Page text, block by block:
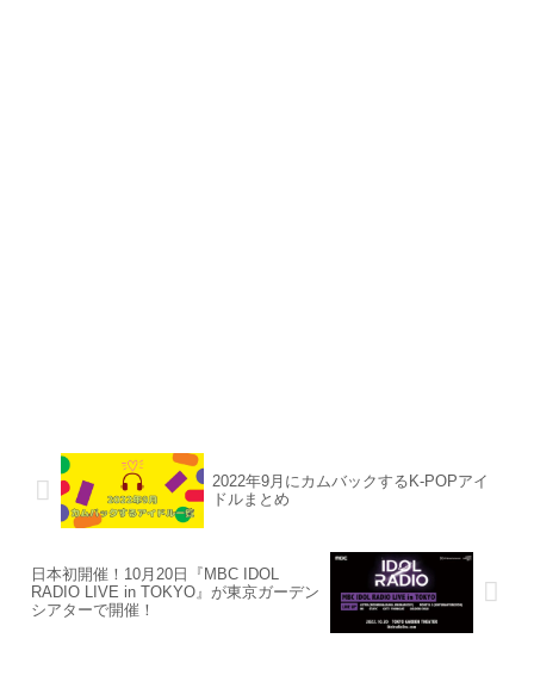
2022年9月にカムバックするK-POPアイ
ドルまとめ
日本初開催！10月20日『MBC IDOL
RADIO LIVE in TOKYO』が東京ガーデン
シアターで開催！